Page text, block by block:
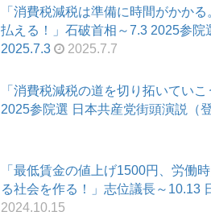
「消費税減税は準備に時間がかか
払える！」石破首相～7.3 2025参
2025.7.3
2025.7.7
「消費税減税の道を切り拓いてい
2025参院選 日本共産党街頭演説（
「最低賃金の値上げ1500円、労働
る社会を作る！」志位議長～
2024.10.15